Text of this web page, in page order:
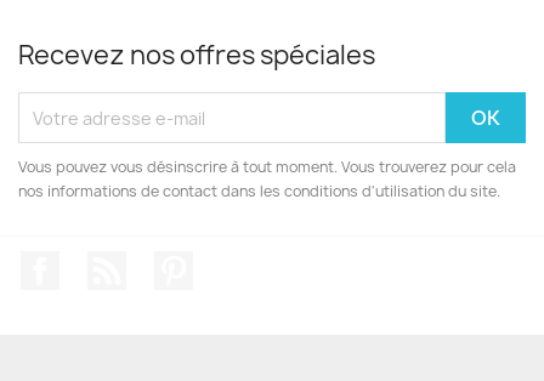
Recevez nos offres spéciales
Vous pouvez vous désinscrire à tout moment. Vous trouverez pour cela
nos informations de contact dans les conditions d'utilisation du site.